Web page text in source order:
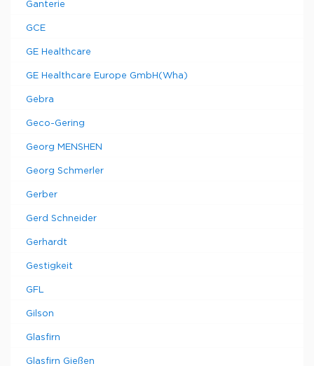
Ganterie
GCE
GE Healthcare
GE Healthcare Europe GmbH(Wha)
Gebra
Geco-Gering
Georg MENSHEN
Georg Schmerler
Gerber
Gerd Schneider
Gerhardt
Gestigkeit
GFL
Gilson
Glasfirn
Glasfirn Gießen